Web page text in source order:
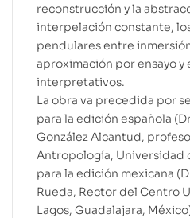
reconstrucción y la
interpelación constante,
pendulares entre
aproximación por ensayo y
interpretativos.
La obra va precedida por
para la edición española
González Alcantud,
Antropología, Universidad
para la edición mexicana
Rueda, Rector del Centro
Lagos, Guadalajara,